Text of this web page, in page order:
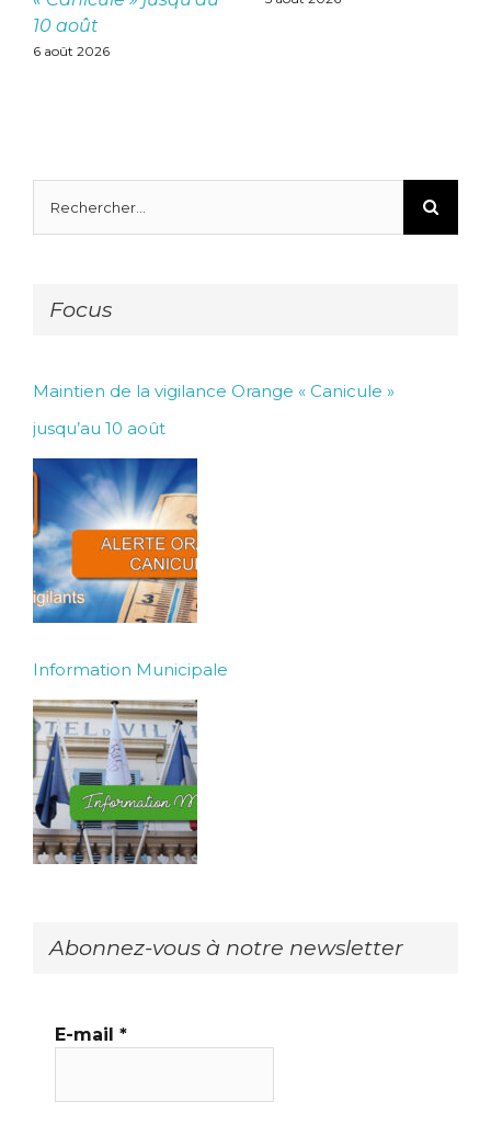
10 août
6 août 2026
Rechercher:
Focus
Maintien de la vigilance Orange « Canicule »
jusqu’au 10 août
Information Municipale
Abonnez-vous à notre newsletter
E-mail *